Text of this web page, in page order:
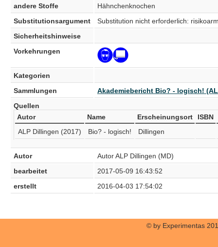
andere Stoffe
Hähnchenknochen
Substitutionsargument
Substitution nicht erforderlich:
Sicherheitshinweise
Vorkehrungen
Kategorien
Sammlungen
Akademiebericht Bio? - logisch!
Quellen
Autor
Name Erscheinungsort
ISBN
ALP Dillingen (2017)
Bio? - logisch! Dillingen
Autor
Autor ALP Dillingen (MD)
bearbeitet
2017-05-09 16:43:52
erstellt
2016-04-03 17:54:02
© by Experimentas